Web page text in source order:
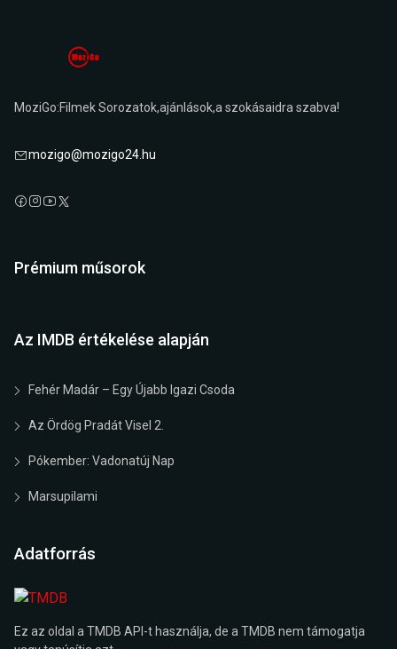
MoziGo:Filmek Sorozatok,ajánlások,a szokásaidra szabva!
mozigo@mozigo24.hu
Prémium műsorok
Az IMDB értékelése alapján
Fehér Madár – Egy Újabb Igazi Csoda
Az Ördög Pradát Visel 2.
Pókember: Vadonatúj Nap
Marsupilami
Adatforrás
Ez az oldal a TMDB API-t használja, de a TMDB nem támogatja